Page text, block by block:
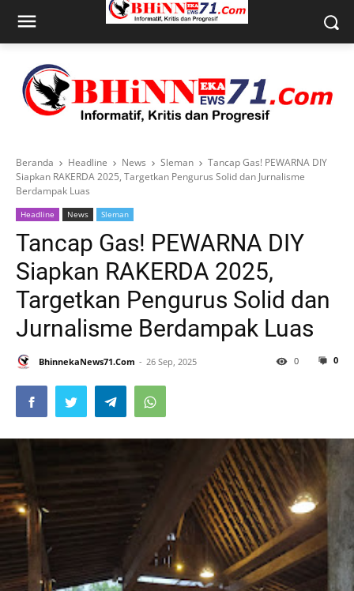
Beranda Headline News Sleman
Tancap Gas! PEWARNA DIY
Siapkan RAKERDA 2025, Targetkan Pengurus Solid dan Jurnalisme
Berdampak Luas
Headline News Sleman
Tancap Gas! PEWARNA DIY
Siapkan RAKERDA 2025,
Targetkan Pengurus Solid dan
Jurnalisme Berdampak Luas
BhinnekaNews71.Com 26 Sep, 2025 0
0